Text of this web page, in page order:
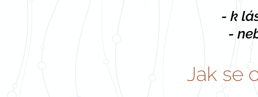
- k
-
Jak se